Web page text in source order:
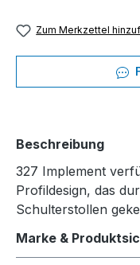
Zum Merkzettel
Beschreibung
327 Implement
Profildesign, das
Schulterstollen
Marke &